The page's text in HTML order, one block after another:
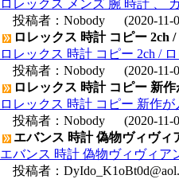
ロレックス メンズ 腕 時計 、
投稿者： Nobody (2020-11-
ロレックス 時計 コピー 2ch
ロレックス 時計 コピー 2ch /
投稿者： Nobody (2020-11-
ロレックス 時計 コピー 新
ロレックス 時計 コピー 新作
投稿者： Nobody (2020-11-
エバンス 時計 偽物ヴィヴィ
エバンス 時計 偽物ヴィヴィア
投稿者：